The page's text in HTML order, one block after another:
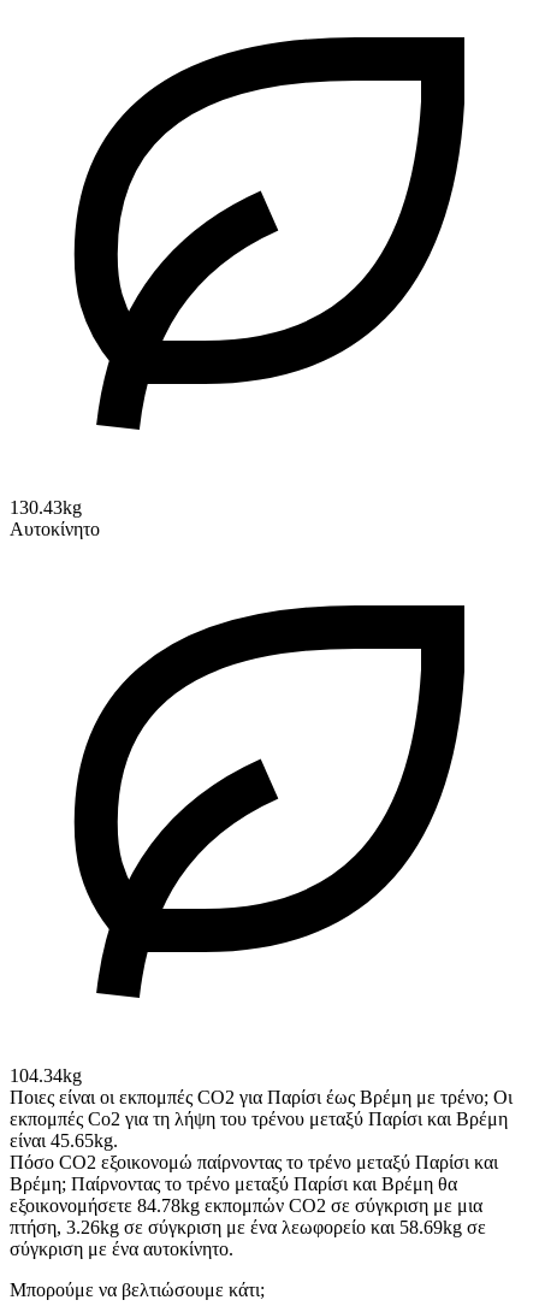
130.43kg
Αυτοκίνητο
104.34kg
Ποιες είναι οι εκπομπές CO2 για Παρίσι έως Βρέμη με τρένο; Οι
εκπομπές Co2 για τη λήψη του τρένου μεταξύ Παρίσι και Βρέμη
είναι 45.65kg.
Πόσο CO2 εξοικονομώ παίρνοντας το τρένο μεταξύ Παρίσι και
Βρέμη; Παίρνοντας το τρένο μεταξύ Παρίσι και Βρέμη θα
εξοικονομήσετε 84.78kg εκπομπών CO2 σε σύγκριση με μια
πτήση, 3.26kg σε σύγκριση με ένα λεωφορείο και 58.69kg σε
σύγκριση με ένα αυτοκίνητο.
Μπορούμε να βελτιώσουμε κάτι;